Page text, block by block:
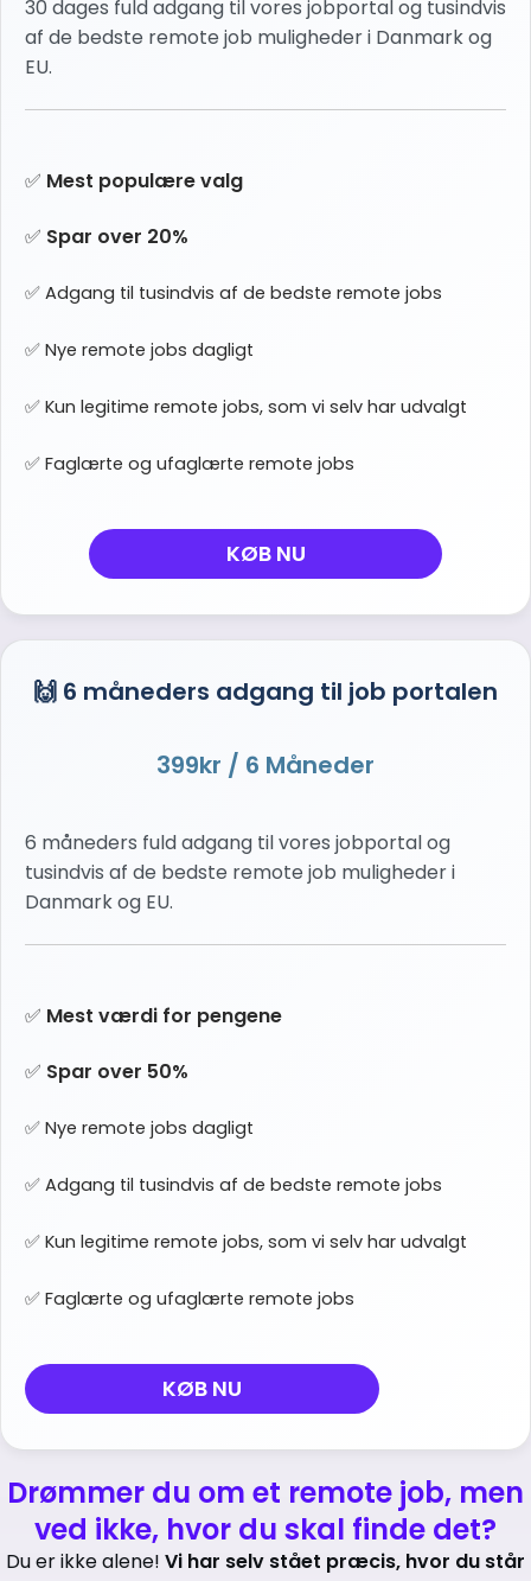
30 dages fuld adgang til vores jobportal og tusindvis
af de bedste remote job muligheder i Danmark og
EU.
✅ Mest populære valg
✅ Spar over 20%
✅ Adgang til tusindvis af de bedste remote jobs
✅ Nye remote jobs dagligt
✅ Kun legitime remote jobs, som vi selv har udvalgt
✅ Faglærte og ufaglærte remote jobs
KØB NU
🙌 6 måneders adgang til job portalen
399kr / 6 Måneder
6 måneders fuld adgang til vores jobportal og
tusindvis af de bedste remote job muligheder i
Danmark og EU.
✅ Mest værdi for pengene
✅ Spar over 50%
✅ Nye remote jobs dagligt
✅ Adgang til tusindvis af de bedste remote jobs
✅ Kun legitime remote jobs, som vi selv har udvalgt
✅ Faglærte og ufaglærte remote jobs
KØB NU
Drømmer du om et remote job, men
ved ikke, hvor du skal finde det?
Du er ikke alene! Vi har selv stået præcis, hvor du står